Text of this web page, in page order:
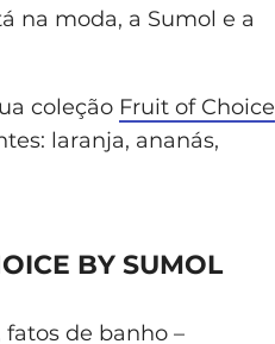
na moda, a Sumol e a
coleção Fruit of Choice
laranja, ananás,
BY SUMOL
de banho –